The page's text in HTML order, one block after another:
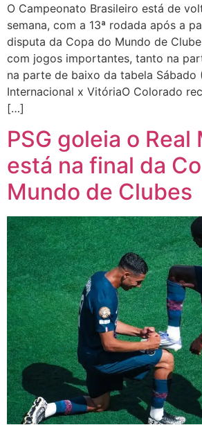
O Campeonato Brasileiro está de
semana, com a 13ª rodada após a
disputa da Copa do Mundo de
com jogos importantes, tanto na
na parte de baixo da tabela Sábado
Internacional x VitóriaO Colorado
[…]
PSG goleia o Real
está na final da
Mundo de Clubes